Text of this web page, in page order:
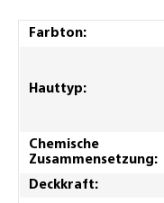
Farbton:
Hauttyp:
Chemische
Zusammensetzung:
Deckkraft: